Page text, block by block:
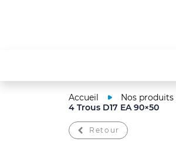
Accueil Nos produits
4 Trous D17 EA 90×50
Retour